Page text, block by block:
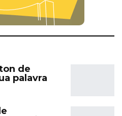
de
palavra